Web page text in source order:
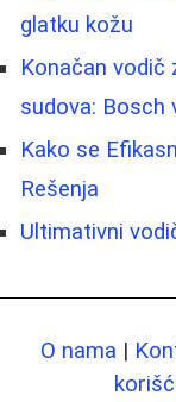
glatku kožu
Konačan vodič
sudova: Bosch
Kako se
Rešenja
Ultimativni
O nama |